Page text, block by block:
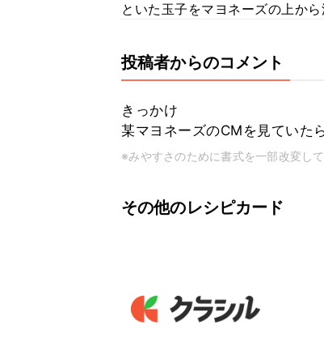
といた玉子をマヨネーズの上か
投稿者からのコメント
きっかけ
某マヨネーズのCMを見ていた
※みやすさのために書式を一部改変して
その他のレシピカード